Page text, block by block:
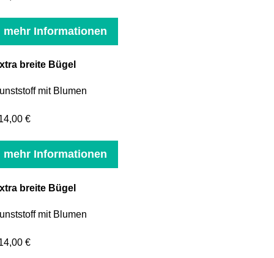
mehr Informationen
breite Bügel
mit Blumen
€
mehr Informationen
breite Bügel
mit Blumen
€